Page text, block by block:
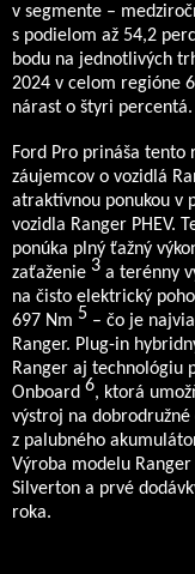
v segmente –
s podielom až 54,2
bodu na jednotlivých
2024 v celom regióne
nárast o štyri percentá.
Ford Pro prináša
záujemcov o vozidlá
atraktívnou ponukou v
vozidla Ranger PHEV.
ponúka plný ťažný
zaťaženie 3 a terénny
na čisto elektrický
697 Nm 5 – čo je
Ranger. Plug-in
Ranger aj technológiu
Onboard 6, ktorá
výstroj na
z palubného
Výroba modelu
Silverton a prvé
roka.